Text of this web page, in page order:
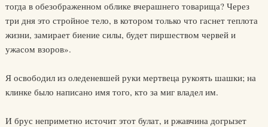
тогда в обезображенном облике вчерашнего товарища? Через
три дня это стройное тело, в котором только что гаснет теплота
жизни, замирает биение силы, будет пиршеством червей и
ужасом взоров».
Я освободил из оледеневшей руки мертвеца рукоять шашки; на
клинке было написано имя того, кто за миг владел им.
И брус неприметно источит этот булат, и ржавчина догрызет